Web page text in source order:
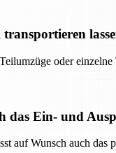
oder
das Ein- und
auf Wunsch auch